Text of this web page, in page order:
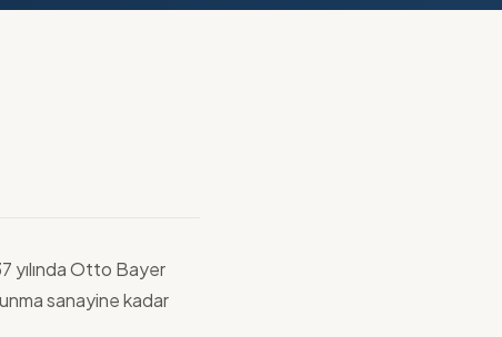
yılında Otto Bayer
sanayine kadar